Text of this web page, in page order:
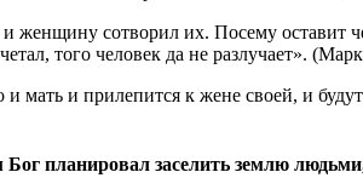
женщину сотворил их. Посему оставит
того человек да не разлучает».
и мать и прилепится к жене своей, и
планировал заселить землю